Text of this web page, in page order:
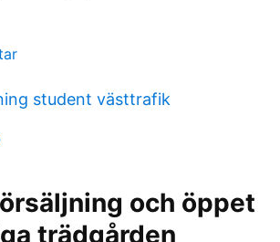
student västtrafik
och öppet
trädgården